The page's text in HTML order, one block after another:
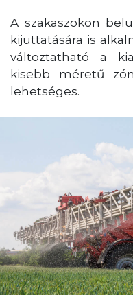
A szakaszokon
kijuttatására is
változtatható a
kisebb méretű
lehetséges.